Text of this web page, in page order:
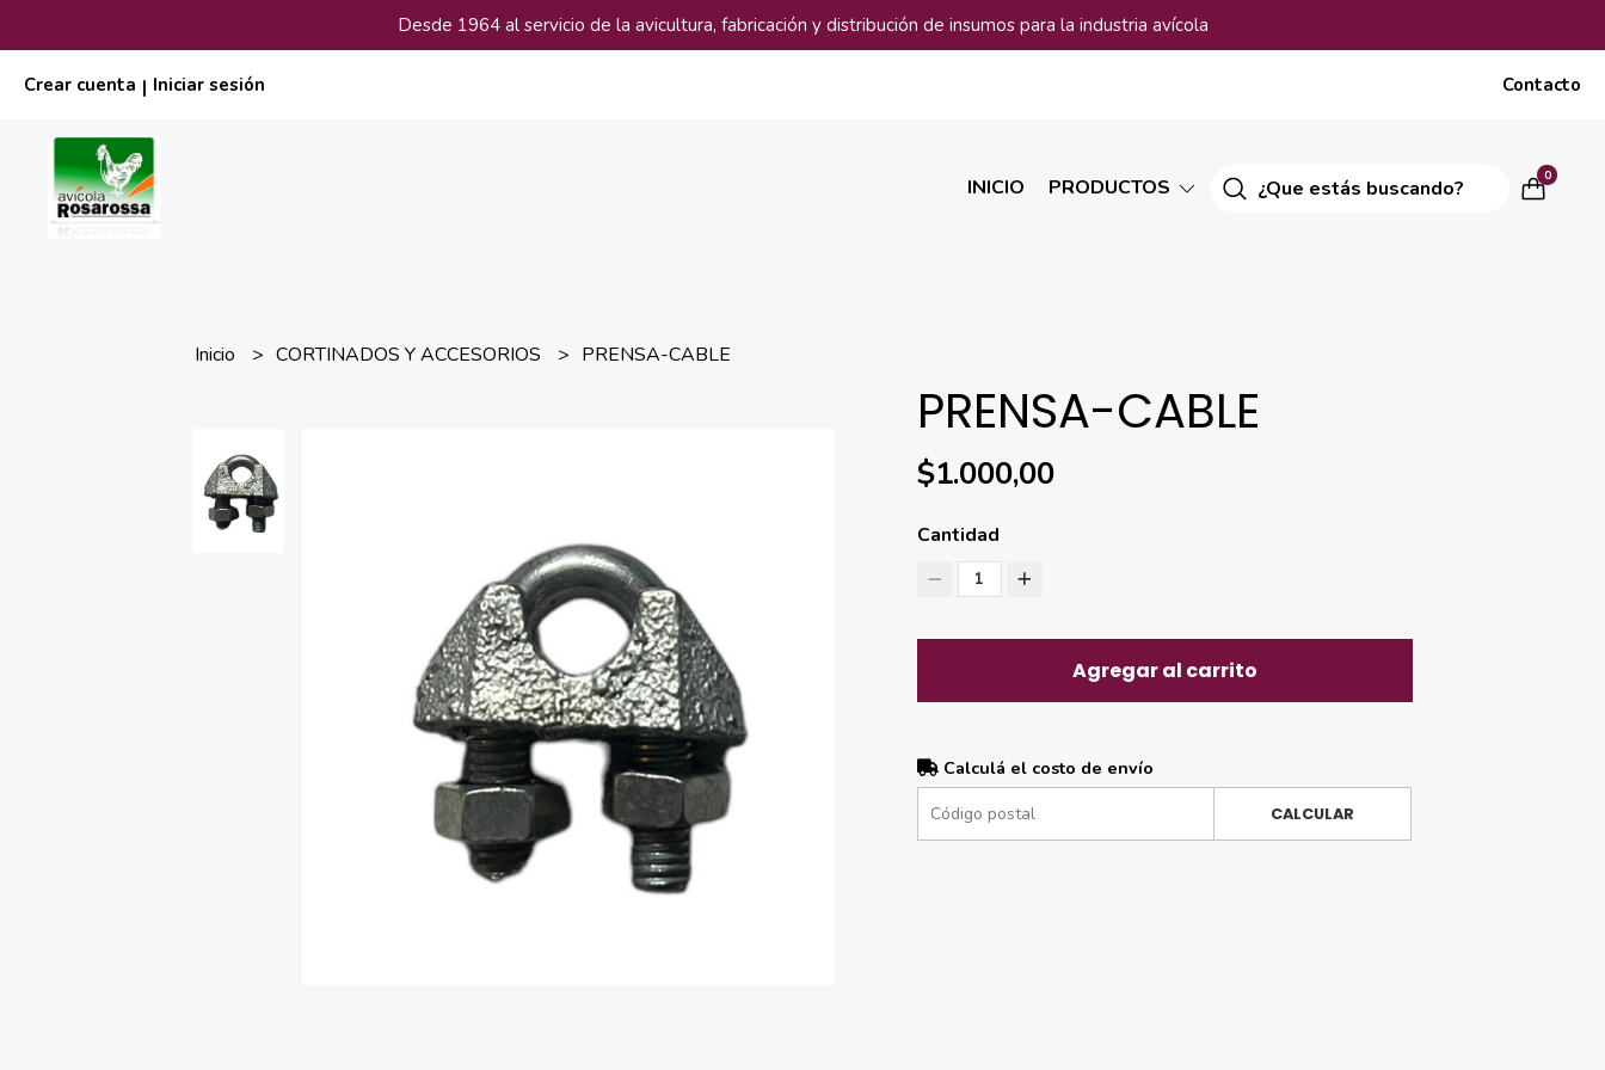
Desde 1964 al servicio de la avicultura, fabricación y distribución de insumos para la industria avícola
Crear cuenta | Iniciar sesión Contacto
INICIO PRODUCTOS 0
Inicio CORTINADOS Y ACCESORIOS PRENSA-CABLE
PRENSA-CABLE
$1.000,00
Cantidad
1
Agregar al carrito
Calculá el costo de envío
CALCULAR